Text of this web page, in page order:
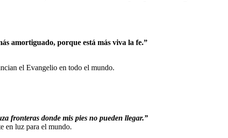
amortiguado, porque está más viva la fe.”
el Evangelio en todo el mundo.
fronteras donde mis pies no pueden llegar.”
en luz para el mundo.